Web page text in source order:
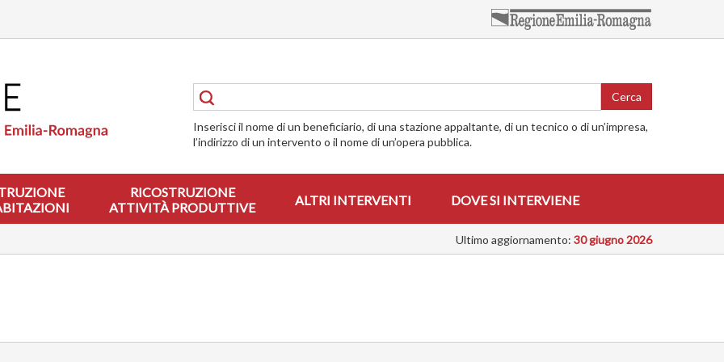
Cerca
Inserisci il nome di un beneficiario, di una stazione appaltante, di un tecnico o di un’impresa,
l’indirizzo di un intervento o il nome di un’opera pubblica.
RICOSTRUZIONE
ATTIVITÀ PRODUTTIVE
ALTRI INTERVENTI DOVE SI INTERVIENE
Ultimo aggiornamento: 30 giugno 2026